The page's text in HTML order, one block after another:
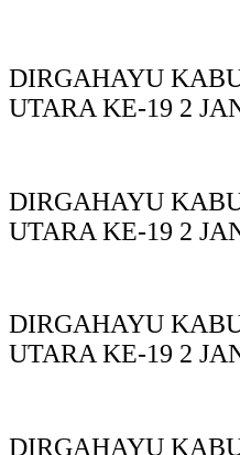
DIRGAHAYU
UTARA KE-19 2
DIRGAHAYU
UTARA KE-19 2
DIRGAHAYU
UTARA KE-19 2
DIRGAHAYU